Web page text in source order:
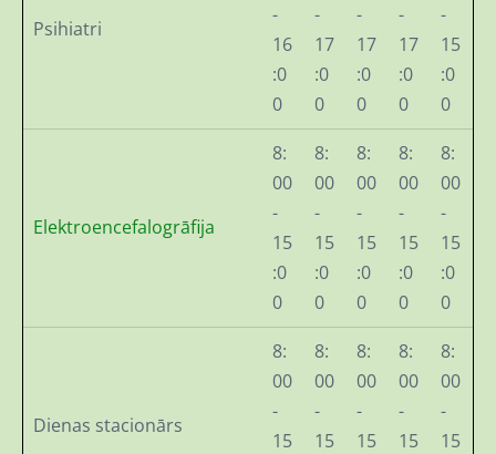
Psihiatri
-
16
:0
0
-
17
:0
0
-
17
:0
0
-
17
:0
0
-
15
:0
0
Elektroencefalogrāfija
8:
00
-
15
:0
0
8:
00
-
15
:0
0
8:
00
-
15
:0
0
8:
00
-
15
:0
0
8:
00
-
15
:0
0
Dienas stacionārs
8:
00
-
15
8:
00
-
15
8:
00
-
15
8:
00
-
15
8:
00
-
15